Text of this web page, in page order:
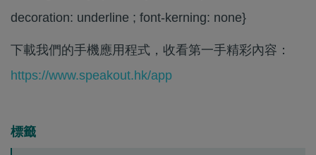
decoration: underline ; font-kerning: none}
下載我們的手機應用程式，收看第一手精彩內容：
https://www.speakout.hk/app
標籤